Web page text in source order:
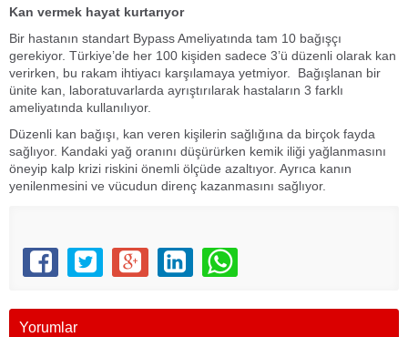
Kan vermek hayat kurtarıyor
Bir hastanın standart Bypass Ameliyatında tam 10 bağışçı
gerekiyor. Türkiye’de her 100 kişiden sadece 3’ü düzenli olarak kan
verirken, bu rakam ihtiyacı karşılamaya yetmiyor. Bağışlanan bir
ünite kan, laboratuvarlarda ayrıştırılarak hastaların 3 farklı
ameliyatında kullanılıyor.
Düzenli kan bağışı, kan veren kişilerin sağlığına da birçok fayda
sağlıyor. Kandaki yağ oranını düşürürken kemik iliği yağlanmasını
öneyip kalp krizi riskini önemli ölçüde azaltıyor. Ayrıca kanın
yenilenmesini ve vücudun direnç kazanmasını sağlıyor.
Yorumlar